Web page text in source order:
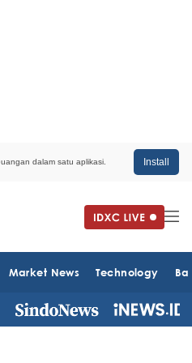
dalam satu aplikasi. Install
Market News Technology